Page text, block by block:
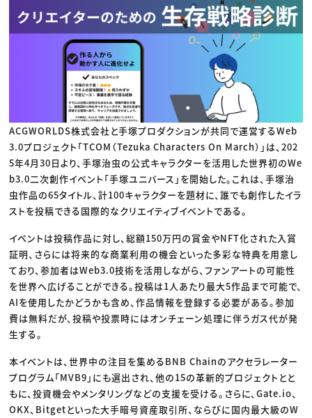
ゲーム・エンタメ
広告
出版
CREATIVE VILLAGEからのお知らせ
プロフェッショナル×つながる×メディア
ACGWORLDS株式会社と手塚プロダクションが共同で運営するWeb
3.0プロジェクト「TCOM（Tezuka Characters On March）」は、202
5年4月30日より、手塚治虫の公式キャラクターを活用した世界初のWe
b3.0二次創作イベント「手塚ユニバース」を開始した。これは、手塚治
虫作品の65タイトル、計100キャラクターを題材に、誰でも創作したイラ
ストを投稿できる国際的なクリエイティブイベントである。
イベントは投稿作品に対し、総額150万円の賞金やNFT化された入賞
証明、さらには将来的な商業利用の機会といった多彩な特典を用意し
ており、参加者はWeb3.0技術を活用しながら、ファンアートの可能性
を世界へ広げることができる。投稿は1人あたり最大5作品まで可能で、
AIを使用したかどうかも含め、作品情報を登録する必要がある。参加
費は無料だが、投稿や投票時にはオンチェーン処理に伴うガス代が発
生する。
本イベントは、世界中の注目を集めるBNB Chainのアクセラレーター
プログラム「MVB9」にも選出され、他の15の革新的プロジェクトとと
もに、投資機会やメンタリングなどの支援を受ける。さらに、Gate.io、
OKX、Bitgetといった大手暗号資産取引所、ならびに国内最大級のW